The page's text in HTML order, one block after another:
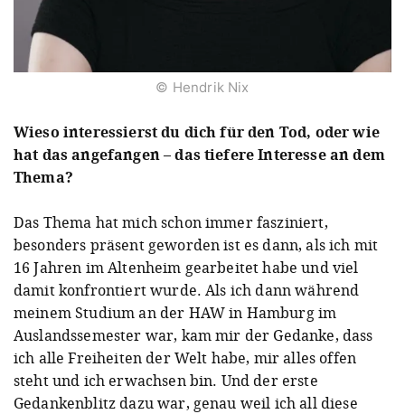
© Hendrik Nix
Wieso interessierst du dich für den Tod, oder wie
hat das angefangen – das tiefere Interesse an dem
Thema?
Das Thema hat mich schon immer fasziniert,
besonders präsent geworden ist es dann, als ich mit
16 Jahren im Altenheim gearbeitet habe und viel
damit konfrontiert wurde. Als ich dann während
meinem Studium an der HAW in Hamburg im
Auslandssemester war, kam mir der Gedanke, dass
ich alle Freiheiten der Welt habe, mir alles offen
steht und ich erwachsen bin. Und der erste
Gedankenblitz dazu war, genau weil ich all diese